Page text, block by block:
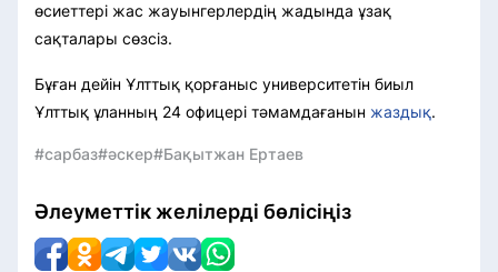
өсиеттері жас жауынгерлердің жадында ұзақ
сақталары сөзсіз.
Бұған дейін Ұлттық қорғаныс университетін биыл
Ұлттық ұланның 24 офицері тәмамдағанын жаздық.
#сарбаз#әскер#Бақытжан Ертаев
Әлеуметтік желілерді бөлісіңіз